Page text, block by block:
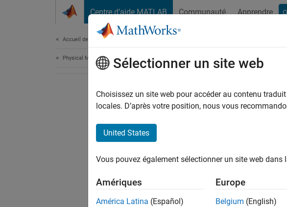
Centre d’aide MATLAB Communauté Apprendre
Accueil de la documentation
Physical Modeling Sélectionner un site web
Choisissez un site web pour accéder au contenu
locales. D’après votre position, nous vous
United States
Vous pouvez également sélectionner un site web dans
Amériques
América Latina (Español)
Europe
Belgium (English)